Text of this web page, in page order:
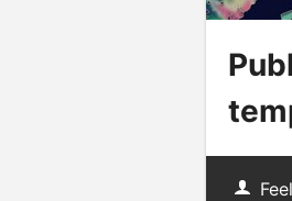
Feel